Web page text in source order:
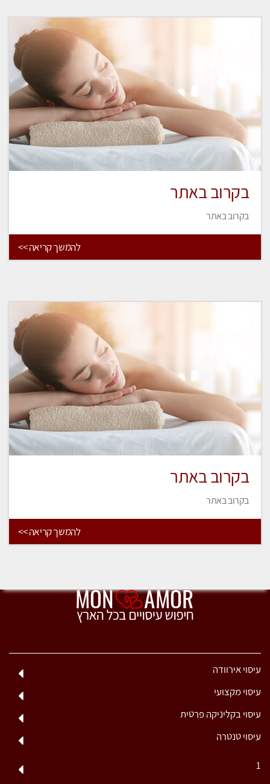
בקרוב באתר
בקרוב באתר
להמשך קריאה >>
בקרוב באתר
בקרוב באתר
להמשך קריאה >>
עיסוי אירוודה
עיסוי מקצועי
עיסוי בקליניקה פרטית
עיסוי טנטרה
1